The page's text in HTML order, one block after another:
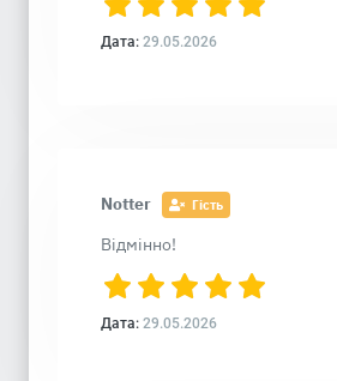
Дата: 29.05.2026
Notter Гість
Відмінно!
Дата: 29.05.2026